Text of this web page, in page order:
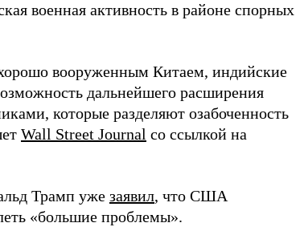
военная активность в районе спорных
вооруженным Китаем, индийские
дальнейшего расширения
которые разделяют озабоченность
Wall Street Journal со ссылкой на
Трамп уже заявил, что США
«большие проблемы».